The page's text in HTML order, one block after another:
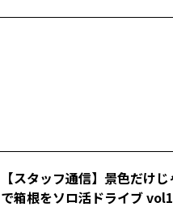
【スタッフ通信】景色だけ
で箱根をソロ活ドライブ vol1